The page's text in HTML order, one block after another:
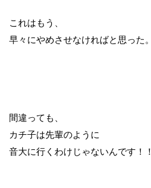
これはもう、
早々にやめさせなければと思った。
間違っても、
カチ子は先輩のように
音大に行くわけじゃないんです！！